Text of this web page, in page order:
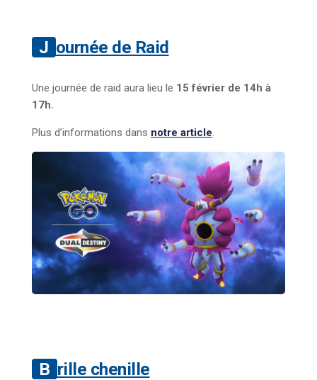
Journée de Raid
Une journée de raid aura lieu le 15 février de 14h à
17h.
Plus d’informations dans notre article.
Brille chenille